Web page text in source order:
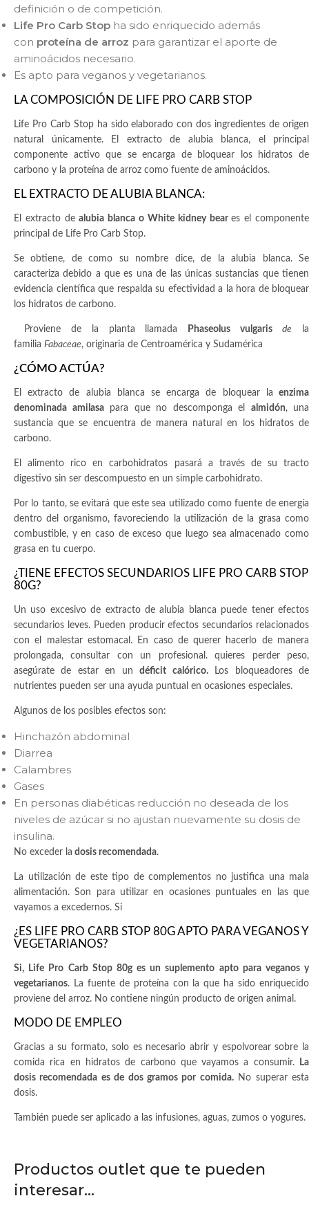
definición o de competición.
Life Pro Carb Stop ha sido enriquecido además
con proteína de arroz para garantizar el aporte de
aminoácidos necesario.
Es apto para veganos y vegetarianos.
LA COMPOSICIÓN DE LIFE PRO CARB STOP
Life Pro Carb Stop ha sido elaborado con dos ingredientes de origen
natural únicamente. El extracto de alubia blanca, el principal
componente activo que se encarga de bloquear los hidratos de
carbono y la proteína de arroz como fuente de aminoácidos.
EL EXTRACTO DE ALUBIA BLANCA:
El extracto dealubia blanca o White kidney beares el componente
principal de Life Pro Carb Stop.
Se obtiene, de como su nombre dice, de la alubia blanca. Se
caracteriza debido a que es una de las únicas sustancias que tienen
evidencia científica que respalda su efectividad a la hora de bloquear
los hidratos de carbono.
Proviene de la planta llamada Phaseolus vulgaris de la
familia Fabaceae, originaria de Centroamérica y Sudamérica
¿CÓMO ACTÚA?
El extracto de alubia blanca se encarga de bloquear la enzima
denominada amilasapara que no descomponga el almidón, una
sustancia que se encuentra de manera natural en los hidratos de
carbono.
El alimento rico en carbohidratos pasará a través de su tracto
digestivo sin ser descompuesto en un simple carbohidrato.
Por lo tanto, se evitará que este sea utilizado como fuente de energía
dentro del organismo, favoreciendo la utilización de la grasa como
combustible, y en caso de exceso que luego sea almacenado como
grasa en tu cuerpo.
¿TIENE EFECTOS SECUNDARIOS LIFE PRO CARB STOP
80G?
Un uso excesivo de extracto de alubia blanca puede tener efectos
secundarios leves. Pueden producir efectos secundarios relacionados
con el malestar estomacal. En caso de querer hacerlo de manera
prolongada, consultar con un profesional. quieres perder peso,
asegúrate de estar en undéficit calórico.Los bloqueadores de
nutrientes pueden ser una ayuda puntual en ocasiones especiales.
Algunos de los posibles efectos son:
Hinchazón abdominal
Diarrea
Calambres
Gases
En personas diabéticas reducción no deseada de los
niveles de azúcar si no ajustan nuevamente su dosis de
insulina.
No exceder la dosis recomendada.
La utilización de este tipo de complementos no justifica una mala
alimentación. Son para utilizar en ocasiones puntuales en las que
vayamos a excedernos. Si
¿ES LIFE PRO CARB STOP 80G APTO PARA VEGANOS Y
VEGETARIANOS?
Si, Life Pro Carb Stop 80g es un suplemento apto para veganos y
vegetarianos. La fuente de proteína con la que ha sido enriquecido
proviene del arroz. No contiene ningún producto de origen animal.
MODO DE EMPLEO
Gracias a su formato, solo es necesario abrir y espolvorear sobre la
comida rica en hidratos de carbono que vayamos a consumir.
La
dosis recomendada es de dos gramos por comida.No superar esta
dosis.
También puede ser aplicado a las infusiones, aguas, zumos o yogures.
Productos outlet que te pueden
interesar...